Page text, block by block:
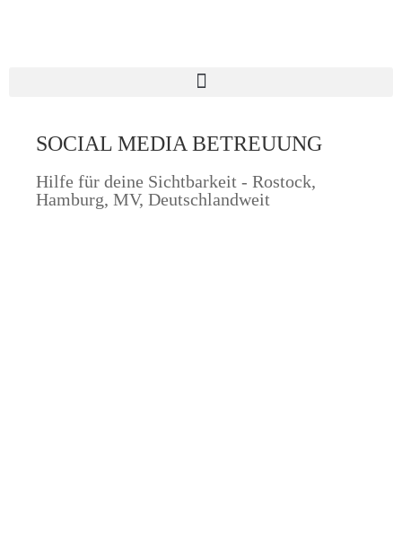
SOCIAL MEDIA BETREUUNG
Hilfe für deine Sichtbarkeit - Rostock,
Hamburg, MV, Deutschlandweit